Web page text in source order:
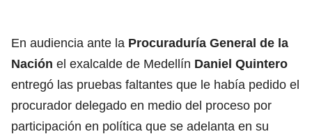
En audiencia ante la Procuraduría General de la
Nación el exalcalde de Medellín Daniel Quintero
entregó las pruebas faltantes que le había pedido el
procurador delegado en medio del proceso por
participación en política que se adelanta en su